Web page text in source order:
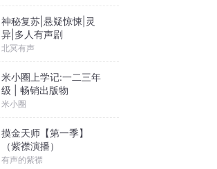
神秘复苏|悬疑惊悚|灵
异|多人有声剧
北冥有声
米小圈上学记:一二三年
级 | 畅销出版物
米小圈
摸金天师【第一季】
（紫襟演播）
有声的紫襟